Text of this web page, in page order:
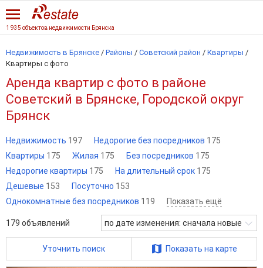
1 935 объектов недвижимости Брянска
Недвижимость в Брянске / Районы / Советский район / Квартиры /
Квартиры с фото
Аренда квартир с фото в районе
Советский в Брянске, Городской округ
Брянск
Недвижимость 197 Недорогие без посредников 175
Квартиры 175 Жилая 175 Без посредников 175
Недорогие квартиры 175 На длительный срок 175
Дешевые 153 Посуточно 153
Однокомнатные без посредников 119 Показать ещё
179 объявлений по дате изменения: сначала новые
Уточнить поиск Показать на карте